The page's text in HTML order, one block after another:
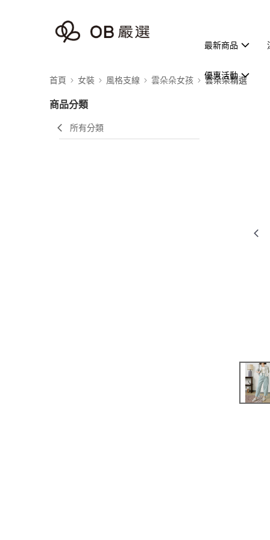
最新商品
優惠活動
首頁 女裝 風格支線 雲朵朵女孩 雲朵朵精選
商品分類
所有分類